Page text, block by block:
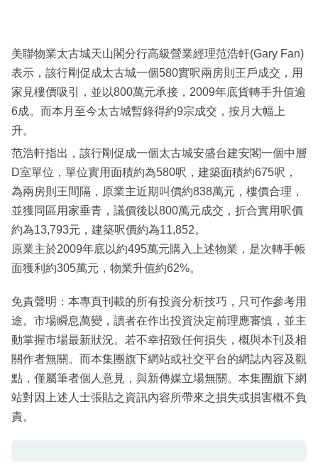
區
美聯物業太古城天山閣分行高級營業經理范浩軒(Gary Fan)
表示，該行剛促成太古城一個580實呎兩房則王戶成交，用
家見樓價吸引，並以800萬元承接，2009年底貨轉手升值逾
6成。而本月至今太古城暫錄得約9宗成交，按月大幅上
升。
范浩軒指出，該行剛促成一個太古城安盛台建安閣一個中層
D室單位，單位實用面積約為580呎，建築面積約675呎，
為兩房則王間隔，原業主近期叫價約838萬元，樓價合理，
並獲同區用家垂青，議價後以800萬元成交，折合實用呎價
約為13,793元，建築呎價約為11,852。
原業主於2009年底以約495萬元購入上述物業，是次轉手帳
面獲利約305萬元，物業升值約62%。
免責聲明：本專頁刊載的所有投資分析技巧，只可作參考用
途。市場瞬息萬變，讀者在作出投資決定前理應審慎，並主
動掌握市場最新狀況。若不幸招致任何損失，概與本刊及相
關作者無關。而本集團旗下網站或社交平台的網誌內容及觀
點，僅屬筆者個人意見，與新傳媒立場無關。本集團旗下網
站對因上述人士張貼之資訊內容所帶來之損失或損害概不負
責。